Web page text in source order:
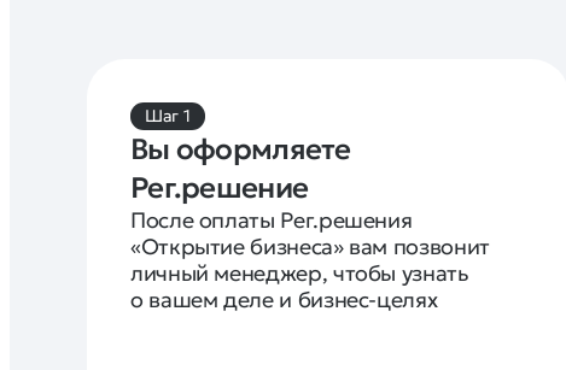
Шаг 1
Вы оформляете
Рег.решение
После оплаты Рег.решения
«Открытие бизнеса» вам позвонит
личный менеджер, чтобы узнать
о вашем деле и бизнес-целях